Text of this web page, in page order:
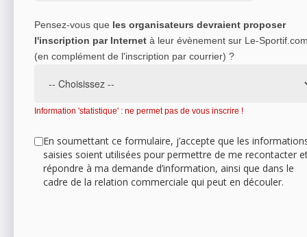
Pensez-vous que les organisateurs devraient proposer
l'inscription par Internet à leur évènement sur Le-
(en complément de l'inscription par courrier) ?
Information 'statistique' : ne permet pas de vous inscrire !
En soumettant ce formulaire, j’accepte que les
saisies soient utilisées pour permettre de me recontacter
répondre à ma demande d’information, ainsi que dans le
cadre de la relation commerciale qui peut en découler.